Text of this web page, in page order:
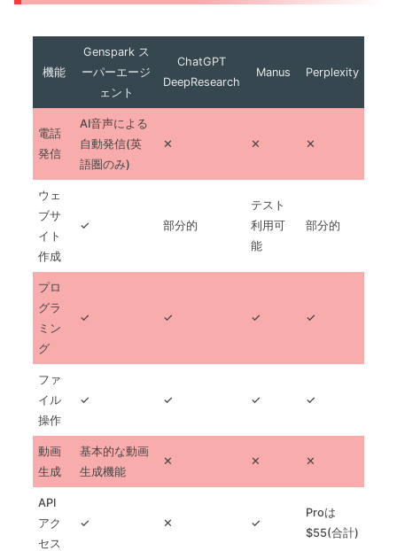
機能
Genspark ス
ーパーエージ
ェント
ChatGPT
DeepResearch
Manus Perplexity
電話
発信
AI音声による
自動発信(英
語圏のみ)
✕ ✕ ✕
ウェ
ブサ
イト
作成
✓ 部分的
テスト
利用可
能
部分的
プロ
グラ
ミン
グ
✓ ✓ ✓ ✓
ファ
イル
操作
✓ ✓ ✓ ✓
動画
生成
基本的な動画
生成機能
✕ ✕ ✕
API
アク
セス
✓ ✕ ✓
Proは
$55(合計)